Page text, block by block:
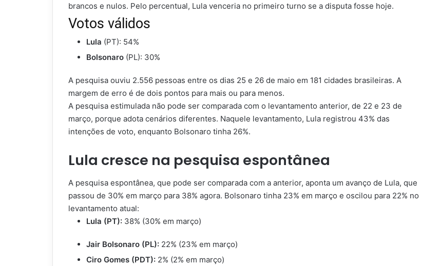
brancos e nulos. Pelo percentual, Lula venceria no primeiro turno se a disputa fosse hoje.
Votos válidos
Lula (PT): 54%
Bolsonaro (PL): 30%
A pesquisa ouviu 2.556 pessoas entre os dias 25 e 26 de maio em 181 cidades brasileiras. A
margem de erro é de dois pontos para mais ou para menos.
A pesquisa estimulada não pode ser comparada com o levantamento anterior, de 22 e 23 de
março, porque adota cenários diferentes. Naquele levantamento, Lula registrou 43% das
intenções de voto, enquanto Bolsonaro tinha 26%.
Lula cresce na pesquisa espontânea
A pesquisa espontânea, que pode ser comparada com a anterior, aponta um avanço de Lula, que
passou de 30% em março para 38% agora. Bolsonaro tinha 23% em março e oscilou para 22% no
levantamento atual:
Lula (PT): 38% (30% em março)
Jair Bolsonaro (PL): 22% (23% em março)
Ciro Gomes (PDT): 2% (2% em março)